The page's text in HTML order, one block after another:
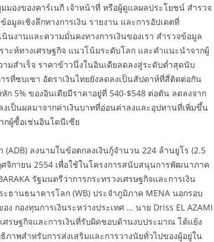
มองของคาร์เนกี เจ้าหน้าที่ หรือผู้ดูแลผลประโยชน์ สำรวจ
มูลเชิงลึกทางการเงิน รายงาน และการอัปเดตที่
นงานและความมั่นคงทางการเงินของเรา สำรวจข้อมูล
าะห์ทางเศรษฐกิจ แนวโน้มระดับโลก และคำแนะนำจากผู้
มสำเร็จ ราคาข้าวนึ่งในอินเดียลดลงสู่ระดับต่ำสุดนับ
รที่ซบเซา อัตราเงินไทยยังลดลงเป็นสัปดาห์ที่สี่ติดต่อกัน
ก 5% ของอินเดียมีราคาอยู่ที่ 540-$548 ต่อตัน ลดลงจาก
เป็นผลมาจากค่าเงินบาทที่อ่อนค่าลงและอุปทานที่เพิ่มขึ้น
ผู้ซื้อเช่นอินโดนีเซีย
ลงนามในข้อตกลงเงินกู้จำนวน 224 ล้านยูโร (2.5
จิกายน 2554 เพื่อใช้ในโครงการสนับสนุนการพัฒนาภาค
รัฐมนตรีว่าการกระทรวงเศรษฐกิจและการเงิน
ธานธนาคารโลก (WB) ประจำภูมิภาค MENA นอกรอบ
กองทุนการเงินระหว่างประเทศ … นาย Driss EL AZAMI
ศรษฐกิจและการเงินที่รับผิดชอบด้านงบประมาณ โต้แย้ง
าพสำหรับการส่งเสริมและการวางนัยทั่วไปของผู้อยู่ใน